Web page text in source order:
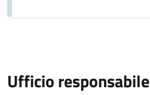
Ufficio responsabile